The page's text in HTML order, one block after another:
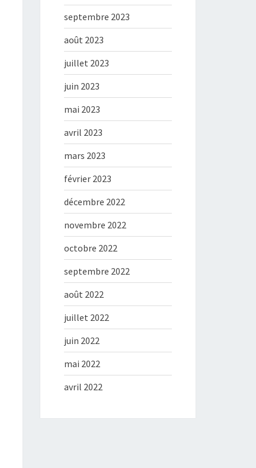
septembre 2023
août 2023
juillet 2023
juin 2023
mai 2023
avril 2023
mars 2023
février 2023
décembre 2022
novembre 2022
octobre 2022
septembre 2022
août 2022
juillet 2022
juin 2022
mai 2022
avril 2022